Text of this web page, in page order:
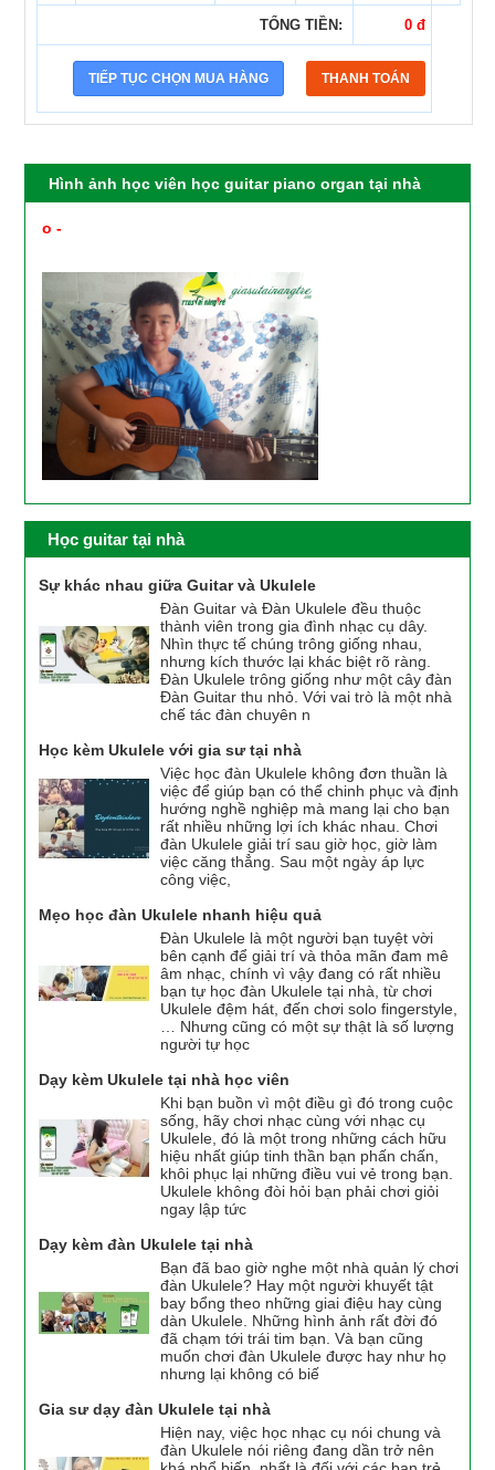
TỔNG TIỀN: 0 đ
Hình ảnh học viên học guitar piano organ tại nhà
o -
Học guitar tại nhà
Sự khác nhau giữa Guitar và Ukulele
Đàn Guitar và Đàn Ukulele đều thuộc
thành viên trong gia đình nhạc cụ dây.
Nhìn thực tế chúng trông giống nhau,
nhưng kích thước lại khác biệt rõ ràng.
Đàn Ukulele trông giống như một cây đàn
Đàn Guitar thu nhỏ. Với vai trò là một nhà
chế tác đàn chuyên n
Học kèm Ukulele với gia sư tại nhà
Việc học đàn Ukulele không đơn thuần là
việc để giúp bạn có thể chinh phục và định
hướng nghề nghiệp mà mang lại cho bạn
rất nhiều những lợi ích khác nhau. Chơi
đàn Ukulele giải trí sau giờ học, giờ làm
việc căng thẳng. Sau một ngày áp lực
công việc,
Mẹo học đàn Ukulele nhanh hiệu quả
Đàn Ukulele là một người bạn tuyệt vời
bên cạnh để giải trí và thỏa mãn đam mê
âm nhạc, chính vì vậy đang có rất nhiều
bạn tự học đàn Ukulele tại nhà, từ chơi
Ukulele đệm hát, đến chơi solo fingerstyle,
… Nhưng cũng có một sự thật là số lượng
người tự học
Dạy kèm Ukulele tại nhà học viên
Khi bạn buồn vì một điều gì đó trong cuộc
sống, hãy chơi nhạc cùng với nhạc cụ
Ukulele, đó là một trong những cách hữu
hiệu nhất giúp tinh thần bạn phấn chấn,
khôi phục lại những điều vui vẻ trong bạn.
Ukulele không đòi hỏi bạn phải chơi giỏi
ngay lập tức
Dạy kèm đàn Ukulele tại nhà
Bạn đã bao giờ nghe một nhà quản lý chơi
đàn Ukulele? Hay một người khuyết tật
bay bổng theo những giai điệu hay cùng
dàn Ukulele. Những hình ảnh rất đời đó
đã chạm tới trái tim bạn. Và bạn cũng
muốn chơi đàn Ukulele được hay như họ
nhưng lại không có biế
Gia sư dạy đàn Ukulele tại nhà
Hiện nay, việc học nhạc cụ nói chung và
đàn Ukulele nói riêng đang dần trở nên